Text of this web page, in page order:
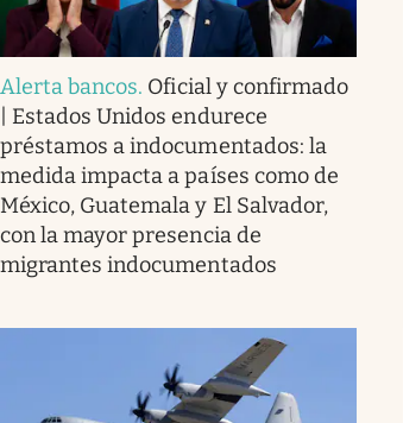
Alerta bancos. Oficial y confirmado
| Estados Unidos endurece
préstamos a indocumentados: la
medida impacta a países como de
México, Guatemala y El Salvador,
con la mayor presencia de
migrantes indocumentados